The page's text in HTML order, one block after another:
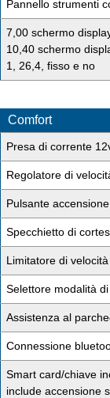
Pannello strumenti
7,00 schermo
10,40 schermo
1, 26,4, fisso e no
Comfort
Presa di corrente
Regolatore di
Pulsante
Specchietto di
Limitatore di velocità
Selettore modalità
Assistenza al
Connessione
Smart card/chiave
include accensione